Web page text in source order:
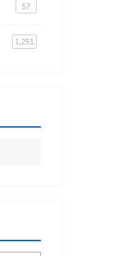
57
1,251